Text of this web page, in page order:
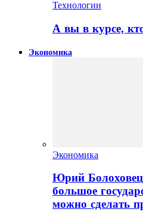
Технологии
А вы в курсе,
Экономика
Экономика
Юрий
большое
можно сделать